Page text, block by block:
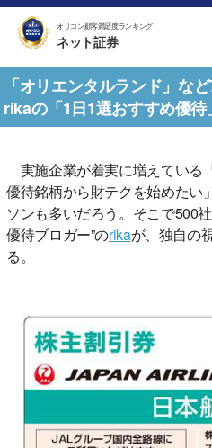
オリコン顧客満足度ランキング
ネット証券
「オリエンタルランド」な
rikaの「1日1選おすすめ優待
実施企業が着実に増えている
優待銘柄から財テクを始めたい
ソンも多いだろう。そこで500
優待ブロガー”のrikaが、独自の
る。